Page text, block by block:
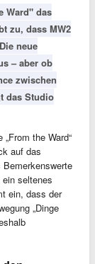
Ward" das
zu, dass MW2
neue
– aber ob
zwischen
das Studio
the Ward“
auf das
Bemerkenswerte
seltenes
ein, dass der
„Dinge